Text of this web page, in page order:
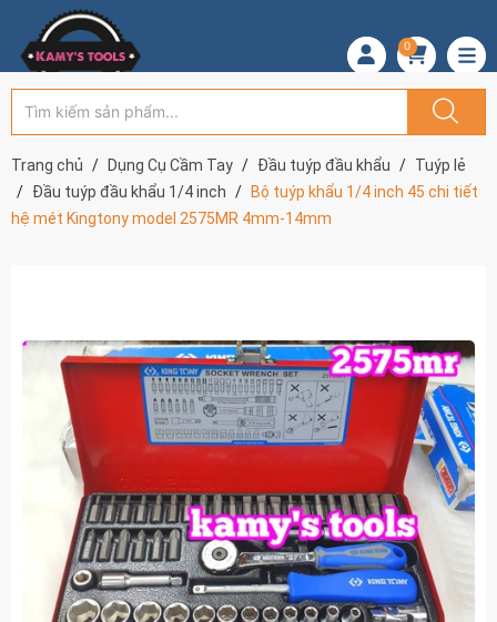
0
Trang chủ Dụng Cụ Cầm Tay Đầu tuýp đầu khẩu
Tuýp lẻ
Đầu tuýp đầu khẩu 1/4 inch
Bộ tuýp khẩu 1/4 inch 45 chi tiết
hệ mét Kingtony model 2575MR 4mm-14mm